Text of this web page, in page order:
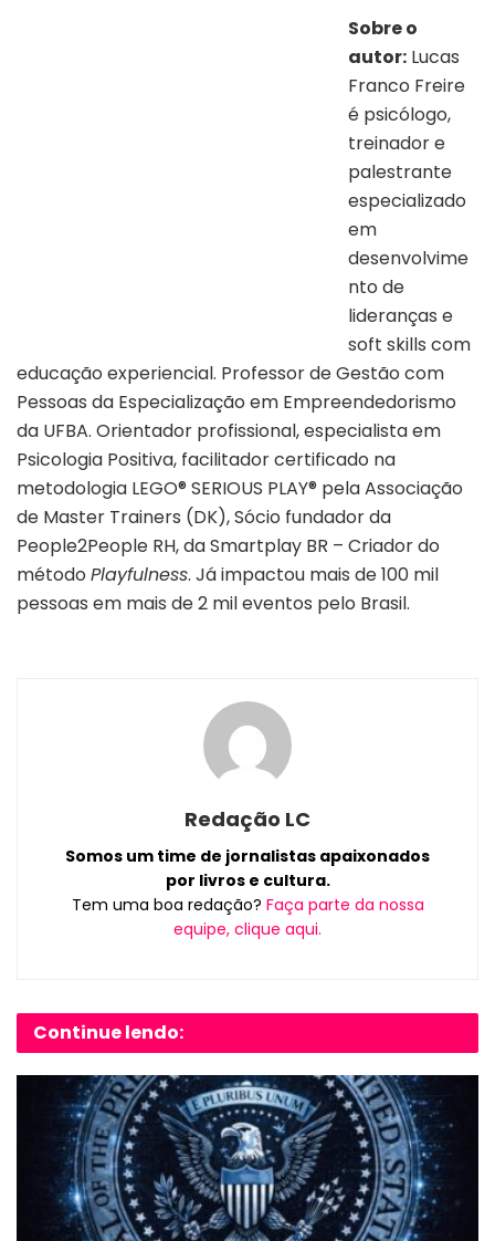
Sobre o
autor: Lucas
Franco Freire
é psicólogo,
treinador e
palestrante
especializado
em
desenvolvime
nto de
lideranças e
soft skills com
educação experiencial. Professor de Gestão com
Pessoas da Especialização em Empreendedorismo
da UFBA. Orientador profissional, especialista em
Psicologia Positiva, facilitador certificado na
metodologia LEGO® SERIOUS PLAY® pela Associação
de Master Trainers (DK), Sócio fundador da
People2People RH, da Smartplay BR – Criador do
método Playfulness. Já impactou mais de 100 mil
pessoas em mais de 2 mil eventos pelo Brasil.
Redação LC
Somos um time de jornalistas apaixonados
por livros e cultura.
Tem uma boa redação? Faça parte da nossa
equipe, clique aqui.
Continue lendo: